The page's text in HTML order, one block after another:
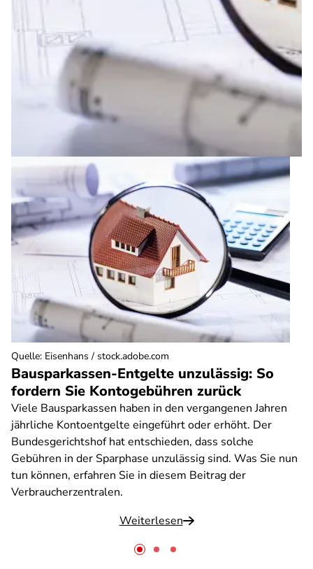
Bausparkassen-Entgelte unzulässig: So
fordern Sie Kontogebühren zurück
Viele Bausparkassen haben in den vergangenen Jahren
jährliche Kontoentgelte eingeführt oder erhöht. Der
Bundesgerichtshof hat entschieden, dass solche
Gebühren in der Sparphase unzulässig sind. Was Sie nun
tun können, erfahren Sie in diesem Beitrag der
Verbraucherzentralen.
Weiterlesen
Quelle: Eisenhans / stock.adobe.com